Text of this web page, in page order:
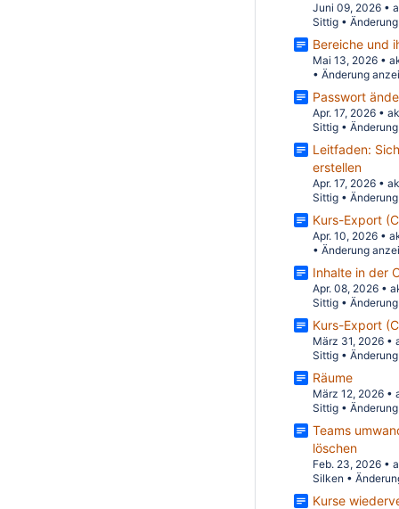
Juni 09, 2026 •
Sittig •
Bereiche und
Mai 13, 2026 •
• Änderung
Passwort
Apr. 17, 2026 •
Sittig •
Leitfaden:
erstellen
Apr. 17, 2026 •
Sittig •
Kurs-Export
Apr. 10, 2026 •
• Änderung
Inhalte in der
Apr. 08, 2026 •
Sittig •
Kurs-Export
März 31, 2026 •
Sittig •
Räume
März 12, 2026 •
Sittig •
Teams
löschen
Feb. 23, 2026 •
Silken •
Kurse